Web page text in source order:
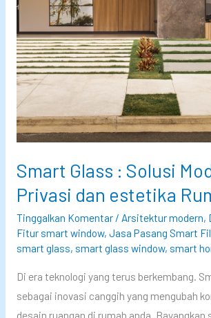
Smart Glass : Solusi
Privasi dan estetika
Tinggalkan Komentar / Arsitektur modern,
Fitur smart window, Jasa Pasang Smart
smart glass, smart glass window, smart
Di era teknologi yang terus berkembang.
sebagai inovasi canggih yang mengubah
desain ruangan di rumah anda. Bayangkan